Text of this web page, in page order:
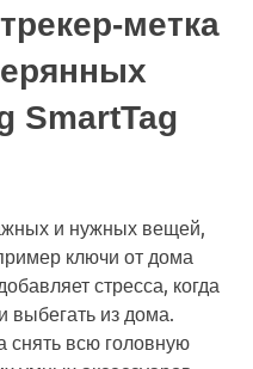
метка
SmartTag
и нужных вещей,
ключи от дома
стресса, когда
выбегать из дома.
снять всю головную